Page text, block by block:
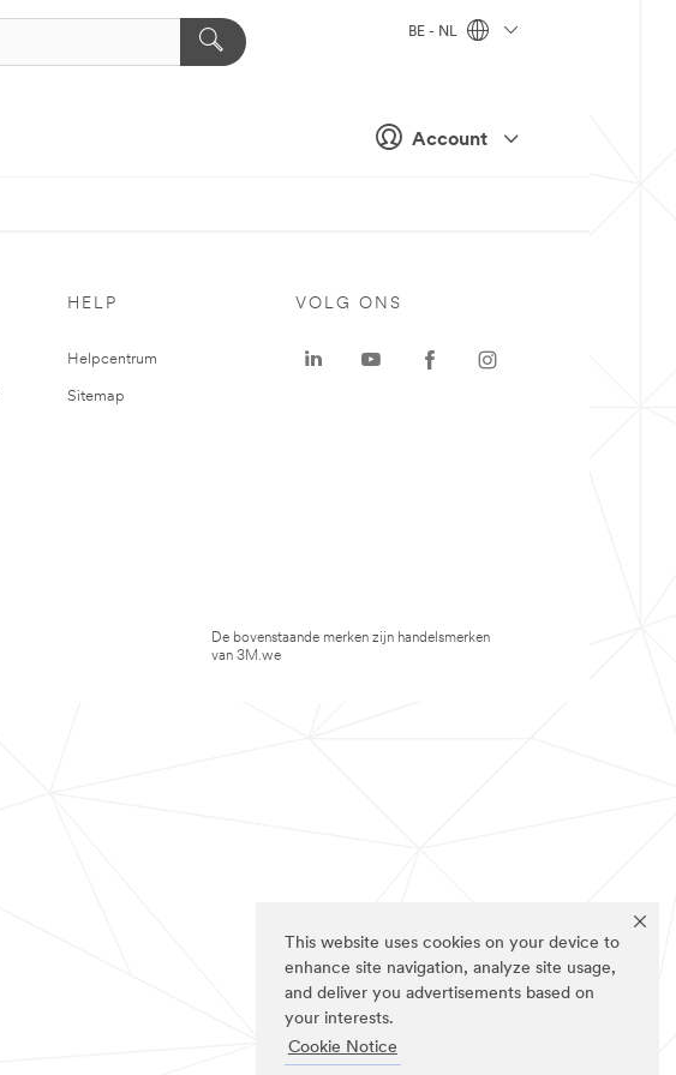
This website uses cookies on your device to
enhance site navigation, analyze site usage,
and deliver you advertisements based on
your interests.
Cookie Notice
Account
BE - NL
HELP
Helpcentrum
Sitemap
VOLG ONS
De bovenstaande merken zijn handelsmerken
van 3M.we